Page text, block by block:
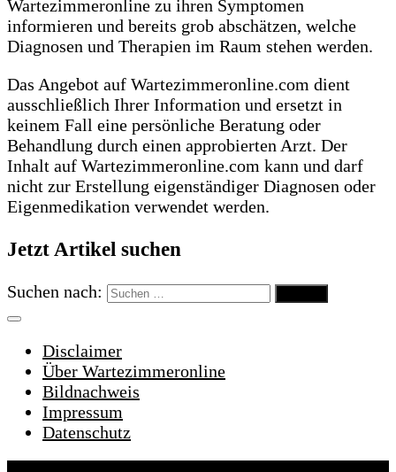
Wartezimmeronline zu ihren Symptomen
informieren und bereits grob abschätzen, welche
Diagnosen und Therapien im Raum stehen werden.
Das Angebot auf Wartezimmeronline.com dient
ausschließlich Ihrer Information und ersetzt in
keinem Fall eine persönliche Beratung oder
Behandlung durch einen approbierten Arzt. Der
Inhalt auf Wartezimmeronline.com kann und darf
nicht zur Erstellung eigenständiger Diagnosen oder
Eigenmedikation verwendet werden.
Jetzt Artikel suchen
Suchen nach:
Disclaimer
Über Wartezimmeronline
Bildnachweis
Impressum
Datenschutz